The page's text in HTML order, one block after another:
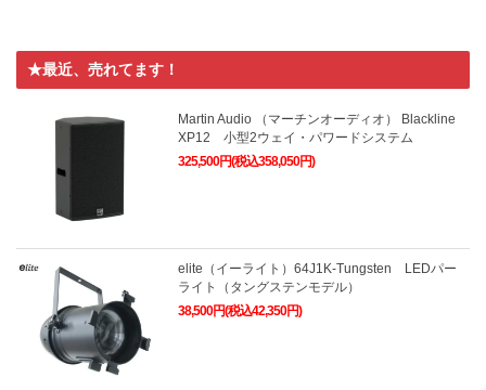
★最近、売れてます！
Martin Audio （マーチンオーディオ） Blackline
XP12 小型2ウェイ・パワードシステム
325,500円(税込358,050円)
elite（イーライト）64J1K-Tungsten LEDパー
ライト（タングステンモデル）
38,500円(税込42,350円)